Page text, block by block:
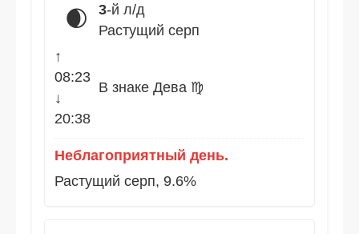
🌒 3-й л/д
Растущий серп
↑
08:23
↓
20:38
В знаке Дева ♍
Неблагоприятный день.
Растущий серп, 9.6%